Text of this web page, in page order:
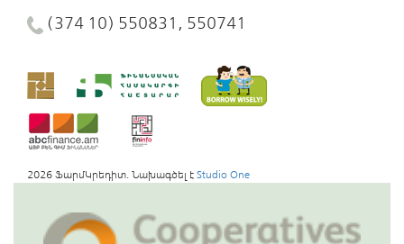
(374 10) 550831, 550741
2026 ՖարմԿրեդիտ. Նախագծել է Studio One